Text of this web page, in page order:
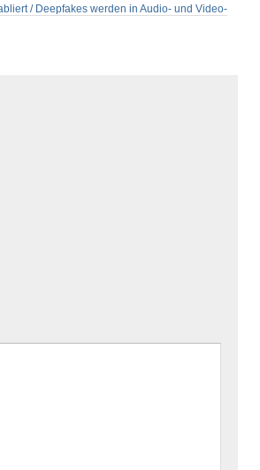
/ Deepfakes werden in Audio- und Video-